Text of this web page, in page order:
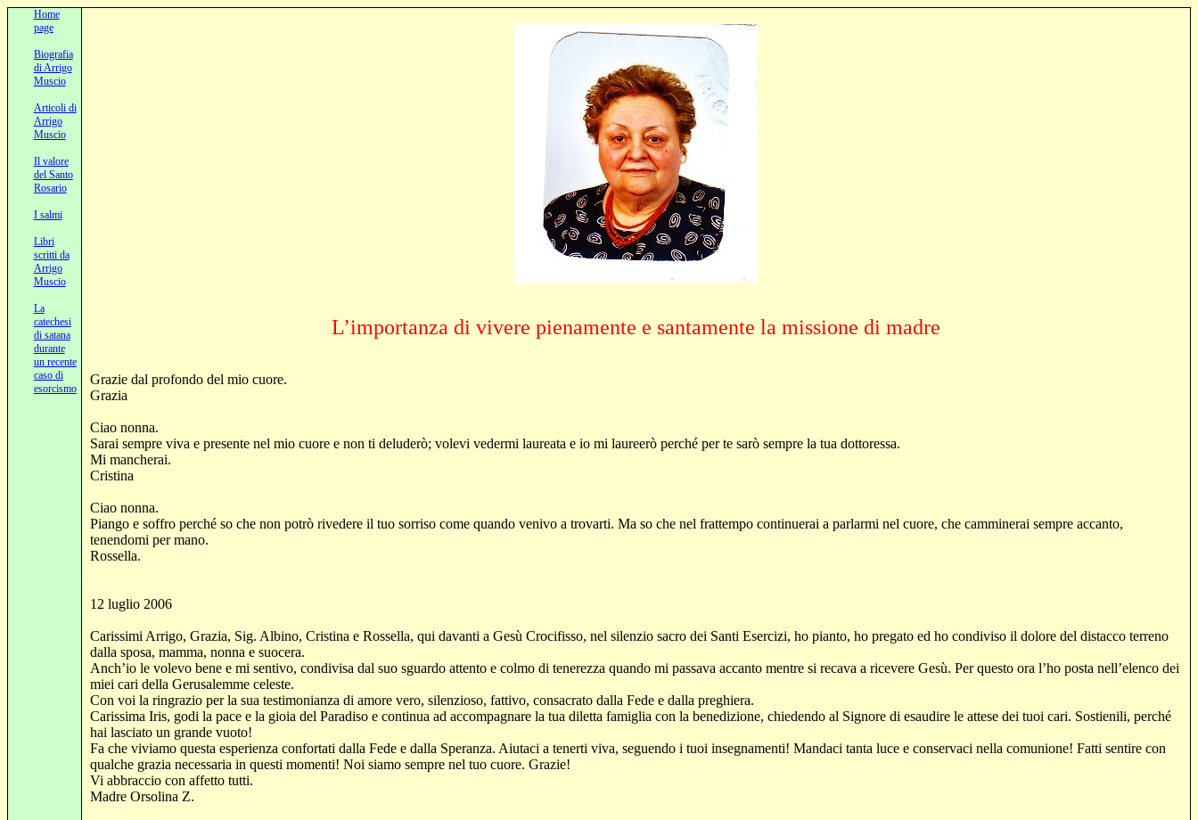
Home
page
Biografia
di Arrigo
Muscio
Articoli di
Arrigo
Muscio
Il valore
del Santo
Rosario
I salmi
Libri
scritti da
Arrigo
Muscio
La
catechesi
di satana
durante
un recente
caso di
esorcismo
L’importanza di vivere pienamente e santamente la missione di madre
Grazie dal profondo del mio cuore.
Grazia
Ciao nonna.
Sarai sempre viva e presente nel mio cuore e non ti deluderò; volevi vedermi laureata e io mi laureerò perché per te sarò sempre la tua dottoressa.
Mi mancherai.
Cristina
Ciao nonna.
Piango e soffro perché so che non potrò rivedere il tuo sorriso come quando venivo a trovarti. Ma so che nel frattempo continuerai a parlarmi nel cuore, che camminerai sempre accanto,
tenendomi per mano.
Rossella.
12 luglio 2006
Carissimi Arrigo, Grazia, Sig. Albino,Cristina e Rossella, qui davanti a Gesù Crocifisso, nel silenzio sacro dei Santi Esercizi, ho pianto, ho pregato ed ho condiviso il dolore del distacco terreno
dalla sposa, mamma, nonna e suocera.
Anch’io le volevo bene e mi sentivo, condivisa dal suo sguardo attento e colmo di tenerezza quando mi passava accanto mentre si recava a ricevere Gesù. Per questo ora l’ho posta nell’elenco dei
miei cari della Gerusalemme celeste.
Con voi la ringrazio per la sua testimonianza di amore vero, silenzioso, fattivo, consacrato dalla Fede e dalla preghiera.
Carissima Iris, godi la pace e la gioia del Paradiso e continua ad accompagnare la tua diletta famiglia con la benedizione, chiedendo al Signore di esaudire le attese dei tuoi cari. Sostienili, perché
hai lasciato un grande vuoto!
Fa che viviamo questa esperienza confortati dalla Fede e dalla Speranza. Aiutaci a tenerti viva, seguendo i tuoi insegnamenti! Mandaci tanta luce e conservaci nella comunione! Fatti sentire con
qualche grazia necessaria in questi momenti! Noi siamo sempre nel tuo cuore. Grazie!
Vi abbraccio con affetto tutti.
Madre Orsolina Z.